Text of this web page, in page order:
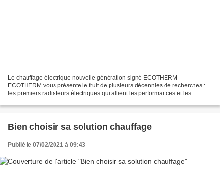
Le chauffage électrique nouvelle génération signé ECOTHERM
ECOTHERM vous présente le fruit de plusieurs décennies de recherches :
les premiers radiateurs électriques qui allient les performances et les
Bien choisir sa solution chauffage
Publié le 07/02/2021 à 09:43